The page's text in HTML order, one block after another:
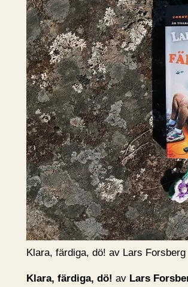
Klara, färdiga, dö! av Lars Forsberg
Klara, färdiga, dö! av Lars